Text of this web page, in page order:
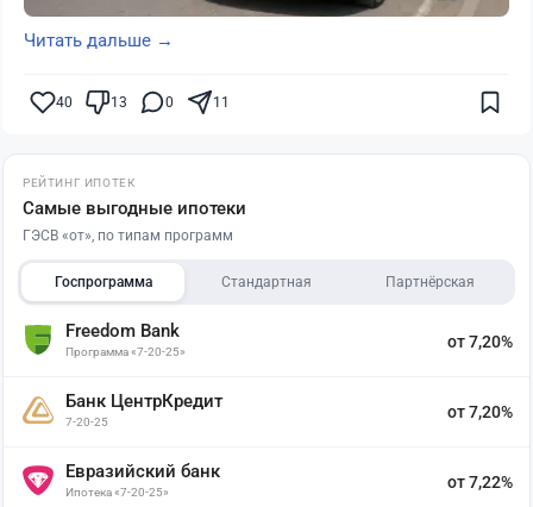
Читать дальше →
40 13 0 11
РЕЙТИНГ ИПОТЕК
Самые выгодные ипотеки
ГЭСВ «от», по типам программ
Госпрограмма Стандартная Партнёрская
Freedom Bank
Программа «7-20-25»
от 7,20%
Банк ЦентрКредит
7-20-25
от 7,20%
Евразийский банк
Ипотека «7-20-25»
от 7,22%